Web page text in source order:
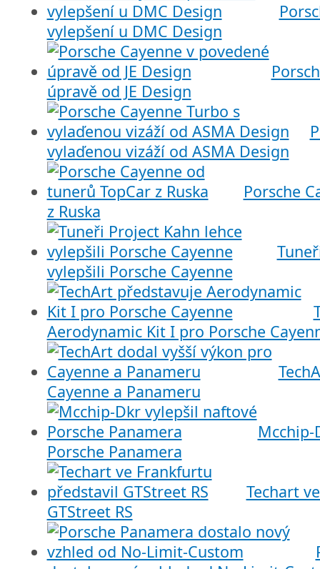
vylepšení u DMC Design
úpravě od JE Design
vylaďenou vizáží od ASMA Design
Porsche
z Ruska
vylepšili Porsche Cayenne
Aerodynamic Kit I pro Porsche
Cayenne a Panameru
Porsche Panamera
Techart
GTStreet RS